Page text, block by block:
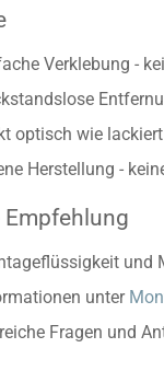
Verklebung -
optisch wie lackiert
Herstellung -
Empfehlung
und
unter
Fragen und